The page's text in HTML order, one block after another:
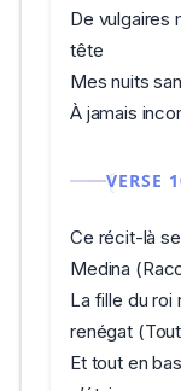
De vulgaires
tête
Mes nuits
À jamais
VERSE
Ce récit-là
Medina
La fille du roi
renégat
Et tout en